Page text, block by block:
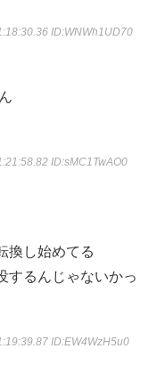
ID:WNWh1UD70
ID:sMC1TwAO0
換し始めてる
するんじゃないかっ
ID:EW4WzH5u0